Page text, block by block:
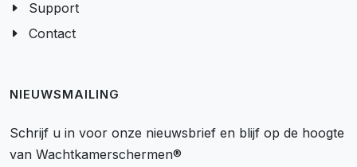
Support
Contact
NIEUWSMAILING
Schrijf u in voor onze nieuwsbrief en blijf op de hoogte
van Wachtkamerschermen®